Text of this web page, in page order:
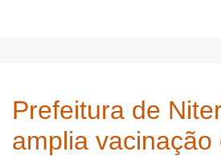
Prefeitura de
amplia vacinação